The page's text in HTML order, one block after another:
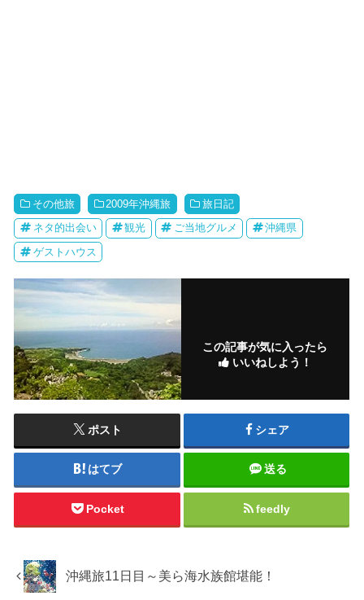
その他旅 2009年沖縄旅
旅日記
ネタ的出会い
観光 ご当地グルメ
沖縄県
ゲストハウス
この記事が気に入ったら
いいねしよう！
ポスト シェア
はてブ 送る
Pocket feedly
沖縄旅11日目～美ら海水族館堪能！